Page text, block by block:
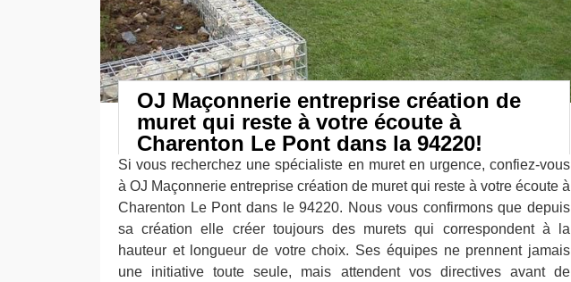
OJ Maçonnerie entreprise création de
muret qui reste à votre écoute à
Charenton Le Pont dans la 94220!
Si vous recherchez une spécialiste en muret en urgence, confiez-vous
à OJ Maçonnerie entreprise création de muret qui reste à votre écoute à
Charenton Le Pont dans le 94220. Nous vous confirmons que depuis
sa création elle créer toujours des murets qui correspondent à la
hauteur et longueur de votre choix. Ses équipes ne prennent jamais
une initiative toute seule, mais attendent vos directives avant de